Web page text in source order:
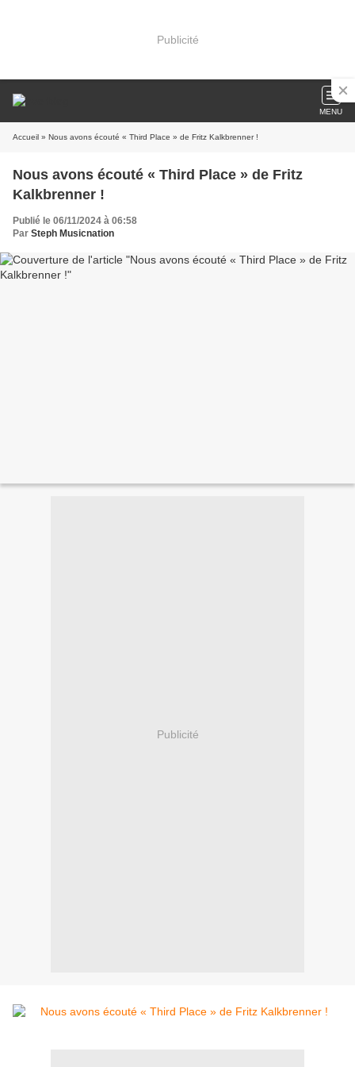
Publicité
MENU
Accueil » Nous avons écouté « Third Place » de Fritz Kalkbrenner !
Nous avons écouté « Third Place » de Fritz
Kalkbrenner !
Publié le 06/11/2024 à 06:58
Par Steph Musicnation
Publicité